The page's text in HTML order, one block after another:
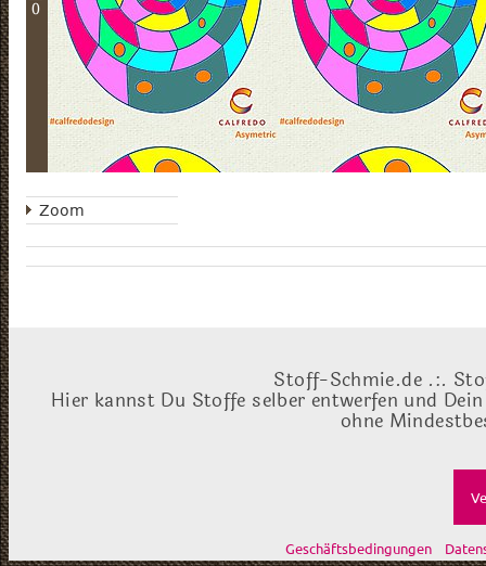
0
Zoom
Stoff-Schmie.de .:.
Hier kannst Du Stoffe selber entwerfen und
ohne
Geschäftsbedingungen